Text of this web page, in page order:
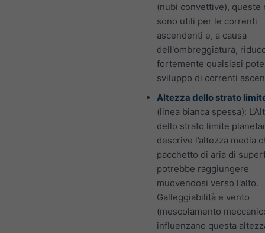
(nubi convettive), queste
sono utili per le correnti
ascendenti e, a causa
dell'ombreggiatura,
fortemente qualsiasi
sviluppo di correnti
Altezza dello strato
(linea bianca spessa):
dello strato limite
descrive l’altezza media
pacchetto di aria di
potrebbe raggiungere
muovendosi verso l'alto.
Galleggiabilità e vento
(mescolamento
influenzano questa